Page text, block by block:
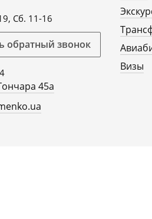
Сб. 11-16
обратный звонок
45а
Визы